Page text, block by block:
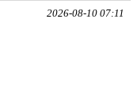
2026-08-10 07:11